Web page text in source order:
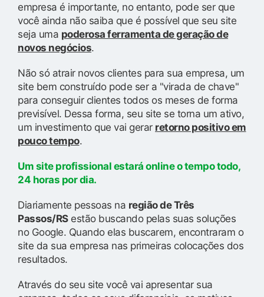
empresa é importante, no entanto, pode ser que
você ainda não saiba que é possível que seu site
seja uma poderosa ferramenta de geração de
novos negócios.
Não só atrair novos clientes para sua empresa, um
site bem construído pode ser a "virada de chave"
para conseguir clientes todos os meses de forma
previsível. Dessa forma, seu site se torna um ativo,
um investimento que vai gerar retorno positivo em
pouco tempo.
Um site profissional estará online o tempo todo,
24 horas por dia.
Diariamente pessoas na região de Três
Passos/RSestão buscando pelas suas soluções
no Google. Quando elas buscarem, encontraram o
site da sua empresa nas primeiras colocações dos
resultados.
Através do seu site você vai apresentar sua